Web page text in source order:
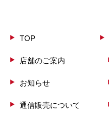
TOP
店舗のご案内
お知らせ
通信販売について